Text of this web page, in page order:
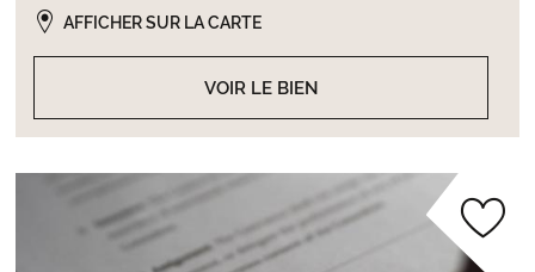
VOIR LE BIEN
AFFICHER SUR LA CARTE